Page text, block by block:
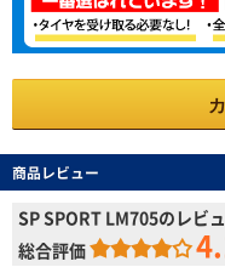
商品レビュー
SP SPORT LM705のレビ
総合評価